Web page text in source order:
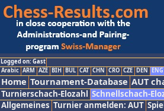
Logged on: Gast
Arabic ARM AZE BIH BUL CAT CHN CRO CZE DEN ENG
Home Tournament-Database AUT
Turnierschach-Elozahl Schnellschach-
Allgemeines Turnier anmelden: AUT